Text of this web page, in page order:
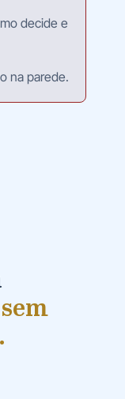
decide e
na parede.